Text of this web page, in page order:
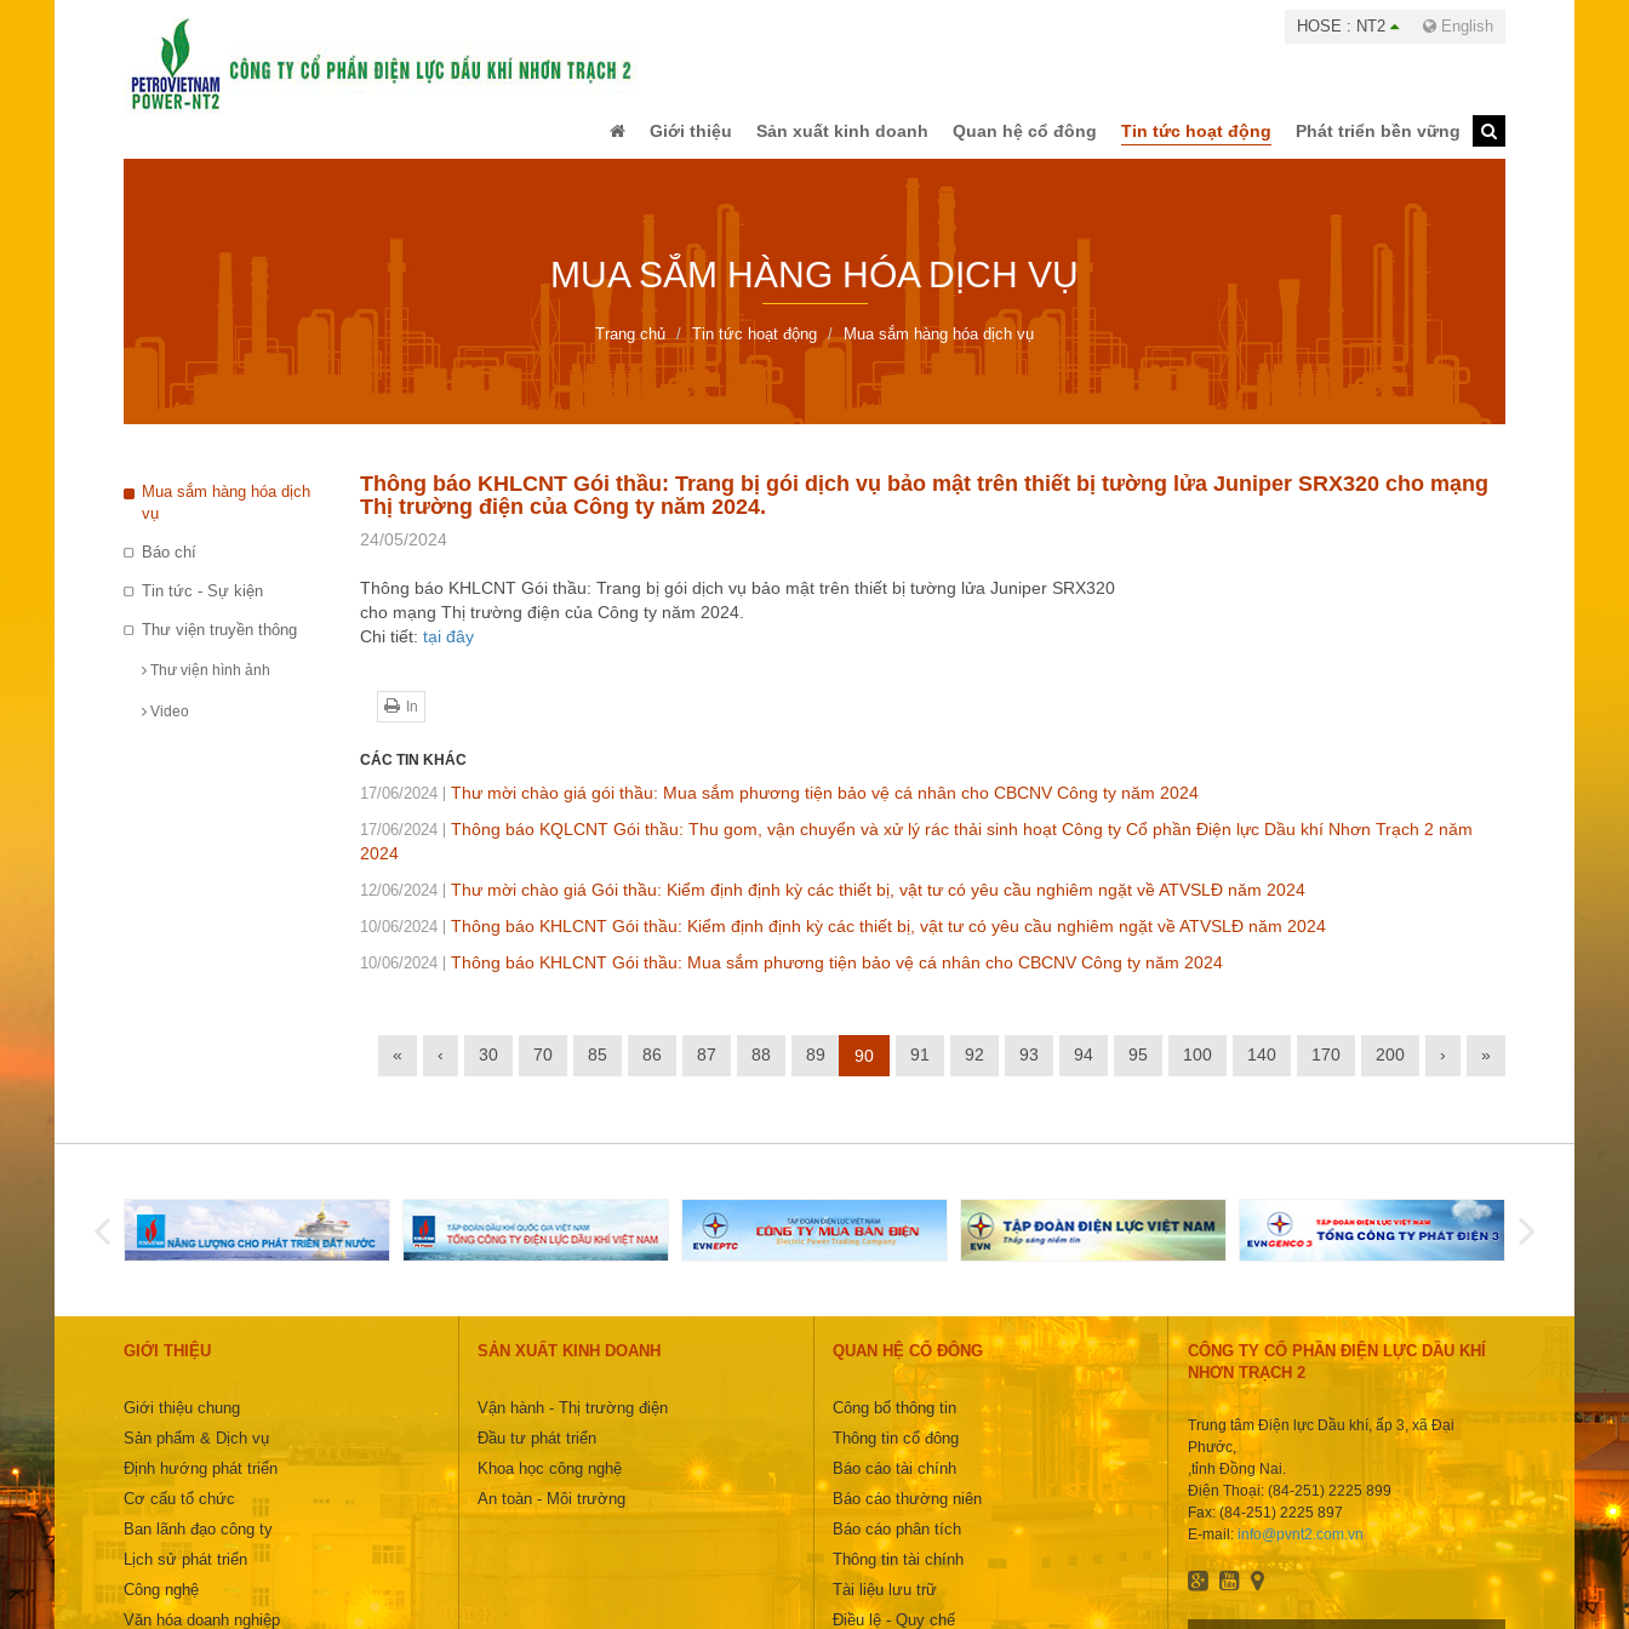
HOSE : NT2 English
Giới thiệu Sản xuất kinh doanh Quan hệ cổ đông Tin tức hoạt động Phát triển bền vững
MUA SẮM HÀNG HÓA DỊCH VỤ
Trang chủ Tin tức hoạt động Mua sắm hàng hóa dịch vụ
Mua sắm hàng hóa dịch
vụ
Báo chí
Tin tức - Sự kiện
Thư viện truyền thông
Thư viện hình ảnh
Video
Thông báo KHLCNT Gói thầu: Trang bị gói dịch vụ bảo mật trên thiết bị tường lửa Juniper SRX320 cho mạng
Thị trường điện của Công ty năm 2024.
24/05/2024
Thông báo KHLCNT Gói thầu: Trang bị gói dịch vụ bảo mật trên thiết bị tường lửa Juniper SRX320
cho mạng Thị trường điện của Công ty năm 2024.
Chi tiết: tại đây
In
CÁC TIN KHÁC
17/06/2024 Thư mời chào giá gói thầu: Mua sắm phương tiện bảo vệ cá nhân cho CBCNV Công ty năm 2024
17/06/2024
Thông báo KQLCNT Gói thầu: Thu gom, vận chuyển và xử lý rác thải sinh hoạt Công ty Cổ phần Điện lực Dầu khí Nhơn Trạch 2 năm
2024
12/06/2024 Thư mời chào giá Gói thầu: Kiểm định định kỳ các thiết bị, vật tư có yêu cầu nghiêm ngặt về ATVSLĐ năm 2024
10/06/2024 Thông báo KHLCNT Gói thầu: Kiểm định định kỳ các thiết bị, vật tư có yêu cầu nghiêm ngặt về ATVSLĐ năm 2024
10/06/2024 Thông báo KHLCNT Gói thầu: Mua sắm phương tiện bảo vệ cá nhân cho CBCNV Công ty năm 2024
« ‹ 30 70 85 86 87 88 89 90 91 92 93 94 95 100 140 170 200 › »
GIỚI THIỆU
Giới thiệu chung
Sản phẩm & Dịch vụ
Định hướng phát triển
Cơ cấu tổ chức
Ban lãnh đạo công ty
Lịch sử phát triển
Công nghệ
Văn hóa doanh nghiệp
SẢN XUẤT KINH DOANH
Vận hành - Thị trường điện
Đầu tư phát triển
Khoa học công nghệ
An toàn - Môi trường
QUAN HỆ CỔ ĐÔNG
Công bố thông tin
Thông tin cổ đông
Báo cáo tài chính
Báo cáo thường niên
Báo cáo phân tích
Thông tin tài chính
Tài liệu lưu trữ
Điều lệ - Quy chế
CÔNG TY CỔ PHẦN ĐIỆN LỰC DẦU KHÍ
NHƠN TRẠCH 2
Trung tâm Điện lực Dầu khí, ấp 3, xã Đại
Phước,
,tỉnh Đồng Nai.
Điện Thoại: (84-251) 2225 899
Fax: (84-251) 2225 897
E-mail: info@pvnt2.com.vn